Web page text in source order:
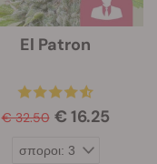
El Patron
€ 32.50 € 16.25